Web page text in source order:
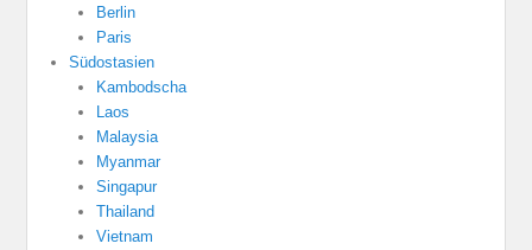
Berlin
Paris
Südostasien
Kambodscha
Laos
Malaysia
Myanmar
Singapur
Thailand
Vietnam